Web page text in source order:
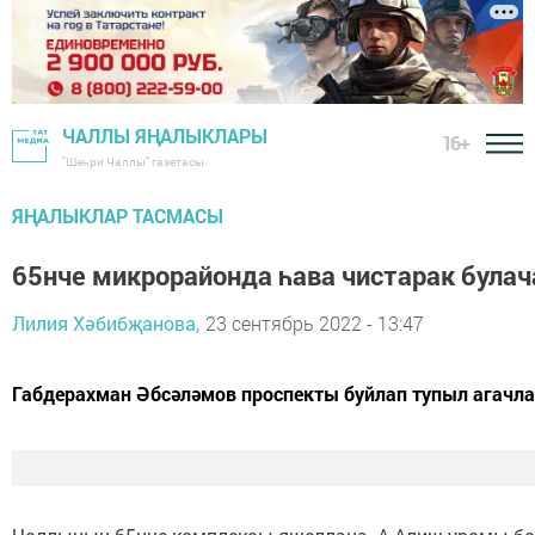
ЧАЛЛЫ ЯҢАЛЫКЛАРЫ
"Шәһри Чаллы" газетасы
16+
ЯҢАЛЫКЛАР ТАСМАСЫ
65нче микрорайонда һава чистарак
Лилия Хәбибҗанова, 23 сентябрь 2022 - 13:47
Габдерахман Әбсәләмов проспекты буйлап тупыл